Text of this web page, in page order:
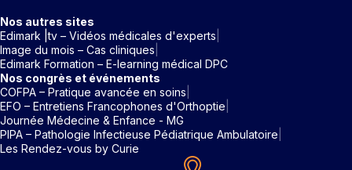
Nos autres sites
Edimark |tv – Vidéos médicales d'experts
Image du mois – Cas cliniques
Edimark Formation – E-learning médical DPC
Nos congrès et événements
COFPA – Pratique avancée en soins
EFO – Entretiens Francophones d'Orthoptie
Journée Médecine & Enfance - MG
PIPA – Pathologie Infectieuse Pédiatrique Ambulatoire
Les Rendez-vous by Curie